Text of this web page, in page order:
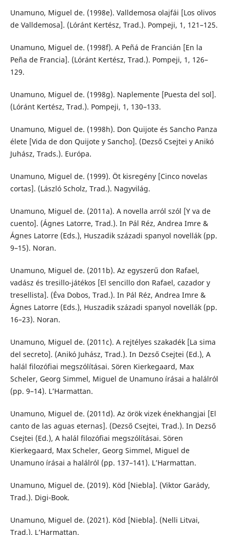
Unamuno, Miguel de. (1998e). Valldemosa olajfái [Los olivos
de Valldemosa]. (Lóránt Kertész, Trad.). Pompeji, 1, 121–125.
Unamuno, Miguel de. (1998f). A Peñá de Francián [En la
Peña de Francia]. (Lóránt Kertész, Trad.). Pompeji, 1, 126–
129.
Unamuno, Miguel de. (1998g). Naplemente [Puesta del sol].
(Lóránt Kertész, Trad.). Pompeji, 1, 130–133.
Unamuno, Miguel de. (1998h). Don Quijote és Sancho Panza
élete [Vida de don Quijote y Sancho]. (Dezső Csejtei y Anikó
Juhász, Trads.). Európa.
Unamuno, Miguel de. (1999). Öt kisregény [Cinco novelas
cortas]. (László Scholz, Trad.). Nagyvilág.
Unamuno, Miguel de. (2011a). A novella arról szól [Y va de
cuento]. (Ágnes Latorre, Trad.). In Pál Réz, Andrea Imre &
Ágnes Latorre (Eds.), Huszadik századi spanyol novellák (pp.
9–15). Noran.
Unamuno, Miguel de. (2011b). Az egyszerű don Rafael,
vadász és tresillo-játékos [El sencillo don Rafael, cazador y
tresellista]. (Éva Dobos, Trad.). In Pál Réz, Andrea Imre &
Ágnes Latorre (Eds.), Huszadik századi spanyol novellák (pp.
16–23). Noran.
Unamuno, Miguel de. (2011c). A rejtélyes szakadék [La sima
del secreto]. (Anikó Juhász, Trad.). In Dezső Csejtei (Ed.), A
halál filozófiai megszólításai. Sören Kierkegaard, Max
Scheler, Georg Simmel, Miguel de Unamuno írásai a halálról
(pp. 9–14). L’Harmattan.
Unamuno, Miguel de. (2011d). Az örök vizek énekhangjai [El
canto de las aguas eternas]. (Dezső Csejtei, Trad.). In Dezső
Csejtei (Ed.), A halál filozófiai megszólításai. Sören
Kierkegaard, Max Scheler, Georg Simmel, Miguel de
Unamuno írásai a halálról (pp. 137–141). L’Harmattan.
Unamuno, Miguel de. (2019). Köd [Niebla]. (Viktor Garády,
Trad.). Digi-Book.
Unamuno, Miguel de. (2021). Köd [Niebla]. (Nelli Litvai,
Trad.). L’Harmattan.